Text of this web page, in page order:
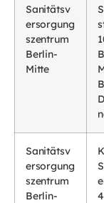
Sanitätsv
ersorgung
szentrum
Berlin-
Mitte
Sanitätsv
ersorgung
szentrum
Berlin-